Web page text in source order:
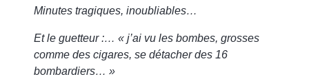
Minutes tragiques, inoubliables…
Et le guetteur :… « j’ai vu les bombes, grosses
comme des cigares, se détacher des 16
bombardiers… »